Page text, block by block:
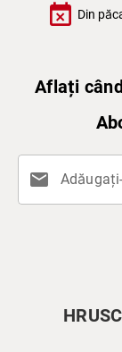
event_busy Din
Aflați
mail